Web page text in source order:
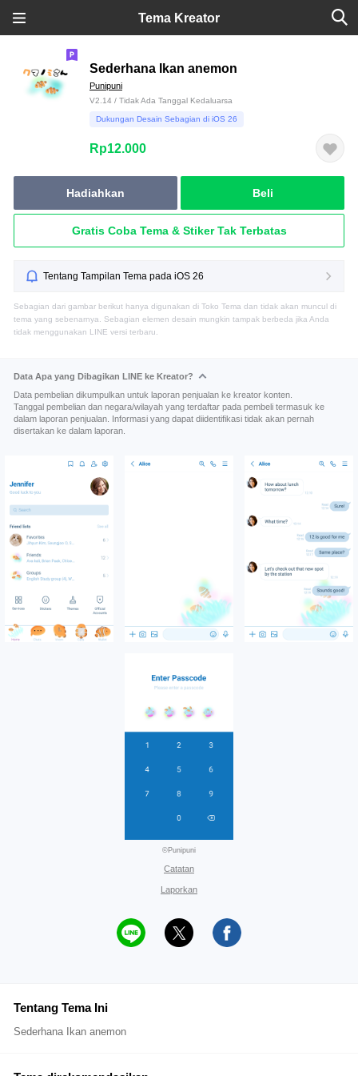
Tema Kreator
Sederhana Ikan anemon
Punipuni
V2.14 / Tidak Ada Tanggal Kedaluarsa
Dukungan Desain Sebagian di iOS 26
Rp12.000
Hadiahkan Beli
Gratis Coba Tema & Stiker Tak Terbatas
Tentang Tampilan Tema pada iOS 26
Sebagian dari gambar berikut hanya digunakan di Toko Tema dan tidak akan muncul di
tema yang sebenarnya. Sebagian elemen desain mungkin tampak berbeda jika Anda
tidak menggunakan LINE versi terbaru.
Data Apa yang Dibagikan LINE ke Kreator?
Data pembelian dikumpulkan untuk laporan penjualan ke kreator konten.
Tanggal pembelian dan negara/wilayah yang terdaftar pada pembeli termasuk ke
dalam laporan penjualan. Informasi yang dapat diidentifikasi tidak akan pernah
disertakan ke dalam laporan.
©Punipuni
Catatan
Laporkan
Tentang Tema Ini
Sederhana Ikan anemon